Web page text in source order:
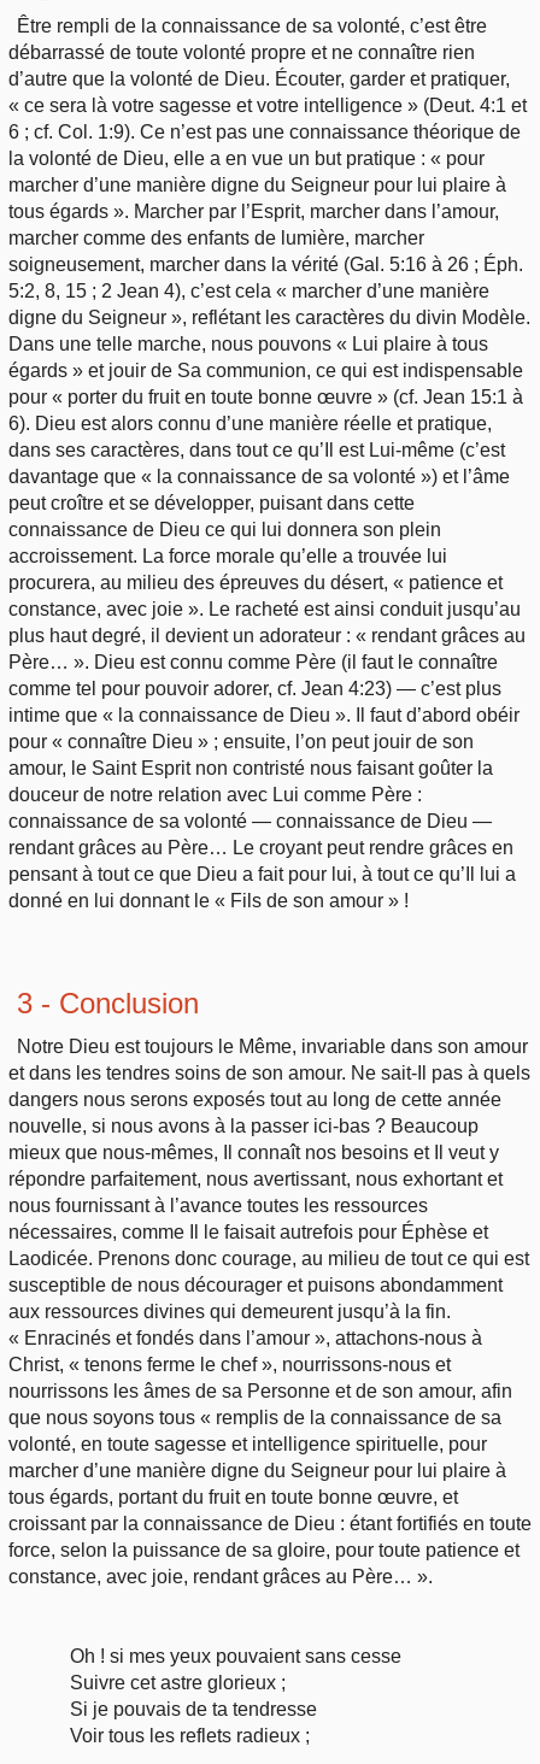
Être rempli de la connaissance de sa volonté, c’est être
débarrassé de toute volonté propre et ne connaître rien
d’autre que la volonté de Dieu. Écouter, garder et pratiquer,
« ce sera là votre sagesse et votre intelligence » (Deut. 4:1 et
6 ; cf. Col. 1:9). Ce n’est pas une connaissance théorique de
la volonté de Dieu, elle a en vue un but pratique : « pour
marcher d’une manière digne du Seigneur pour lui plaire à
tous égards ». Marcher par l’Esprit, marcher dans l’amour,
marcher comme des enfants de lumière, marcher
soigneusement, marcher dans la vérité (Gal. 5:16 à 26 ; Éph.
5:2, 8, 15 ; 2 Jean 4), c’est cela « marcher d’une manière
digne du Seigneur », reflétant les caractères du divin Modèle.
Dans une telle marche, nous pouvons « Lui plaire à tous
égards » et jouir de Sa communion, ce qui est indispensable
pour « porter du fruit en toute bonne œuvre » (cf. Jean 15:1 à
6). Dieu est alors connu d’une manière réelle et pratique,
dans ses caractères, dans tout ce qu’Il est Lui-même (c’est
davantage que « la connaissance de sa volonté ») et l’âme
peut croître et se développer, puisant dans cette
connaissance de Dieu ce qui lui donnera son plein
accroissement. La force morale qu’elle a trouvée lui
procurera, au milieu des épreuves du désert, « patience et
constance, avec joie ». Le racheté est ainsi conduit jusqu’au
plus haut degré, il devient un adorateur : « rendant grâces au
Père… ». Dieu est connu comme Père (il faut le connaître
comme tel pour pouvoir adorer, cf. Jean 4:23) — c’est plus
intime que « la connaissance de Dieu ». Il faut d’abord obéir
pour « connaître Dieu » ; ensuite, l’on peut jouir de son
amour, le Saint Esprit non contristé nous faisant goûter la
douceur de notre relation avec Lui comme Père :
connaissance de sa volonté — connaissance de Dieu —
rendant grâces au Père… Le croyant peut rendre grâces en
pensant à tout ce que Dieu a fait pour lui, à tout ce qu’Il lui a
donné en lui donnant le « Fils de son amour » !
3 - Conclusion
Notre Dieu est toujours le Même, invariable dans son amour
et dans les tendres soins de son amour. Ne sait-Il pas à quels
dangers nous serons exposés tout au long de cette année
nouvelle, si nous avons à la passer ici-bas ? Beaucoup
mieux que nous-mêmes, Il connaît nos besoins et Il veut y
répondre parfaitement, nous avertissant, nous exhortant et
nous fournissant à l’avance toutes les ressources
nécessaires, comme Il le faisait autrefois pour Éphèse et
Laodicée. Prenons donc courage, au milieu de tout ce qui est
susceptible de nous décourager et puisons abondamment
aux ressources divines qui demeurent jusqu’à la fin.
« Enracinés et fondés dans l’amour », attachons-nous à
Christ, « tenons ferme le chef », nourrissons-nous et
nourrissons les âmes de sa Personne et de son amour, afin
que nous soyons tous « remplis de la connaissance de sa
volonté, en toute sagesse et intelligence spirituelle, pour
marcher d’une manière digne du Seigneur pour lui plaire à
tous égards, portant du fruit en toute bonne œuvre, et
croissant par la connaissance de Dieu : étant fortifiés en toute
force, selon la puissance de sa gloire, pour toute patience et
constance, avec joie, rendant grâces au Père… ».
Oh ! si mes yeux pouvaient sans cesse
Suivre cet astre glorieux ;
Si je pouvais de ta tendresse
Voir tous les reflets radieux ;